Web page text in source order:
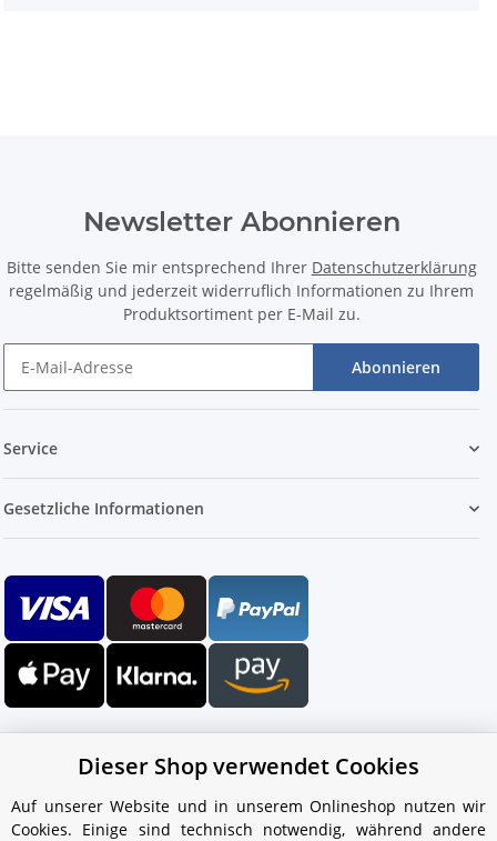
Newsletter Abonnieren
Bitte senden Sie mir entsprechend Ihrer Datenschutzerklärung
regelmäßig und jederzeit widerruflich Informationen zu Ihrem
Produktsortiment per E-Mail zu.
Abonnieren
Service
Gesetzliche Informationen
Dieser Shop verwendet Cookies
Auf unserer Website und in unserem Onlineshop nutzen wir
Cookies. Einige sind technisch notwendig, während andere